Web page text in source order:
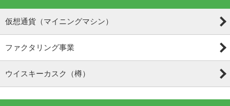
仮想通貨（マイニングマシン）
ファクタリング事業
ウイスキーカスク（樽）